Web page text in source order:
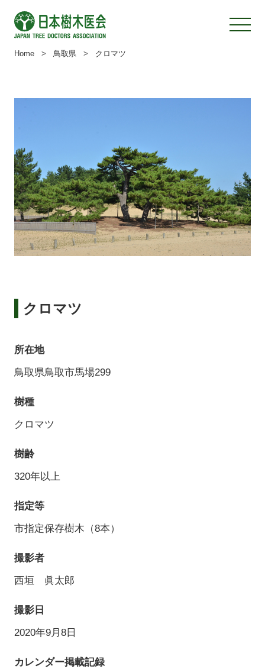
Home > 鳥取県 > クロマツ
クロマツ
所在地
鳥取県鳥取市馬場299
樹種
クロマツ
樹齢
320年以上
指定等
市指定保存樹木（8本）
撮影者
西垣 眞太郎
撮影日
2020年9月8日
カレンダー掲載記録